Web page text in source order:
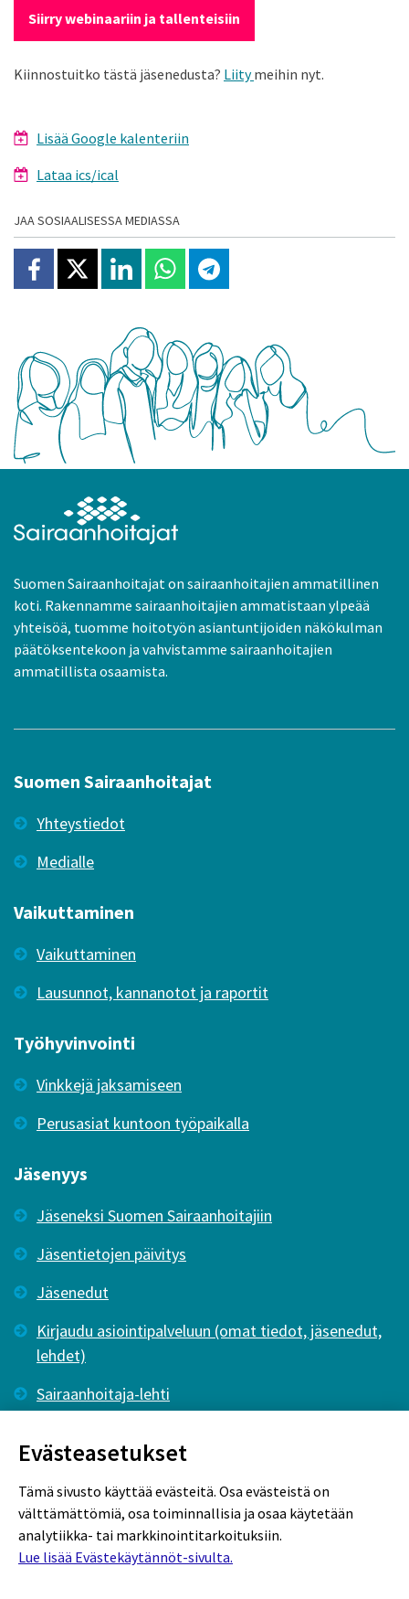
Siirry webinaariin ja tallenteisiin
Kiinnostuitko tästä jäsenedusta? Liitymeihin nyt.
Lisää Google kalenteriin
Lataa ics/ical
JAA SOSIAALISESSA MEDIASSA
Jaa Facebookissa
Jaa X:ssäJaa Linkedinissä
Jaa Whatsappissa
Jaa Telegramissa
Suomen Sairaanhoitajat on sairaanhoitajien ammatillinen
koti. Rakennamme sairaanhoitajien ammatistaan ylpeää
yhteisöä, tuomme hoitotyön asiantuntijoiden näkökulman
päätöksentekoon ja vahvistamme sairaanhoitajien
ammatillista osaamista.
Suomen Sairaanhoitajat
Yhteystiedot
Medialle
Vaikuttaminen
Vaikuttaminen
Lausunnot, kannanotot ja raportit
Työhyvinvointi
Vinkkejä jaksamiseen
Perusasiat kuntoon työpaikalla
Jäsenyys
Jäseneksi Suomen Sairaanhoitajiin
Jäsentietojen päivitys
Jäsenedut
Kirjaudu asiointipalveluun (omat tiedot, jäsenedut,
lehdet)
Sairaanhoitaja-lehti
Evästeasetukset
Tämä sivusto käyttää evästeitä. Osa evästeistä on
välttämättömiä, osa toiminnallisia ja osaa käytetään
analytiikka- tai markkinointitarkoituksiin.
Lue lisää Evästekäytännöt-sivulta.